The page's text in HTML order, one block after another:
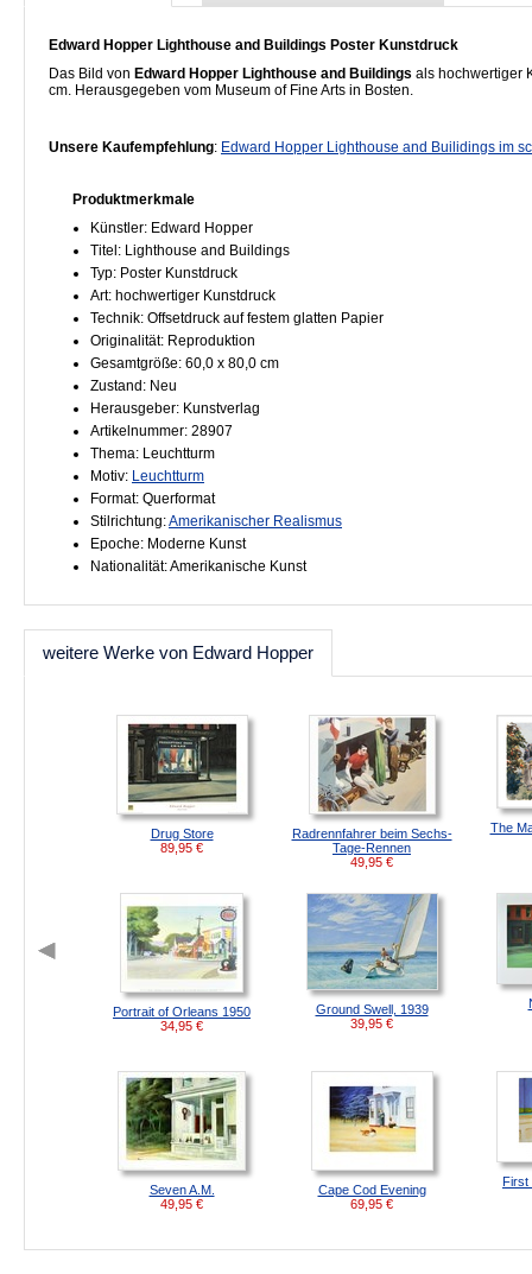
Edward Hopper Lighthouse and Buildings Poster Kunstdruck
Das Bild von Edward Hopper Lighthouse and Buildings als hochwertiger
cm. Herausgegeben vom Museum of Fine Arts in Bosten.
Unsere Kaufempfehlung: Edward Hopper Lighthouse and Builidings im
Produktmerkmale
Künstler: Edward Hopper
Titel: Lighthouse and Buildings
Typ: Poster Kunstdruck
Art: hochwertiger Kunstdruck
Technik: Offsetdruck auf festem glatten Papier
Originalität: Reproduktion
Gesamtgröße: 60,0 x 80,0 cm
Zustand: Neu
Herausgeber: Kunstverlag
Artikelnummer: 28907
Thema: Leuchtturm
Motiv: Leuchtturm
Format: Querformat
Stilrichtung:Amerikanischer Realismus
Epoche: Moderne Kunst
Nationalität: Amerikanische Kunst
weitere Werke von Edward Hopper
Drug Store
89,95 €
Radrennfahrer beim Sechs-
Tage-Rennen
49,95 €
The
Portrait of Orleans 1950
34,95 €
Ground Swell, 1939
39,95 €
Seven A.M.
49,95 €
Cape Cod Evening
69,95 €
First